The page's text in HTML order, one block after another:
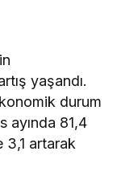
yaşandı.
durum
ayında 81,4
3,1 artarak